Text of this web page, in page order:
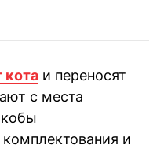
кота и переносят
с места
и